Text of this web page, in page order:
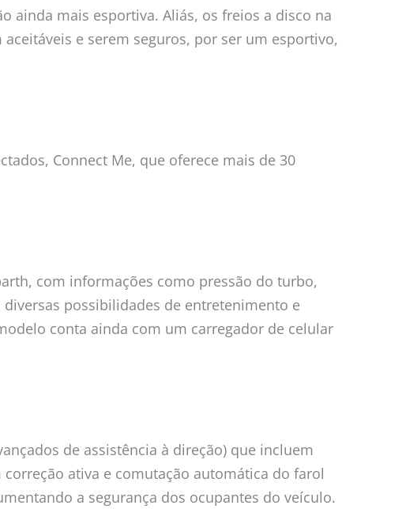
ainda mais esportiva. Aliás, os freios a disco na
e serem seguros, por ser um esportivo,
Connect Me, que oferece mais de 30
com informações como pressão do turbo,
possibilidades de entretenimento e
conta ainda com um carregador de celular
de assistência à direção) que incluem
ativa e comutação automática do farol
a segurança dos ocupantes do veículo.